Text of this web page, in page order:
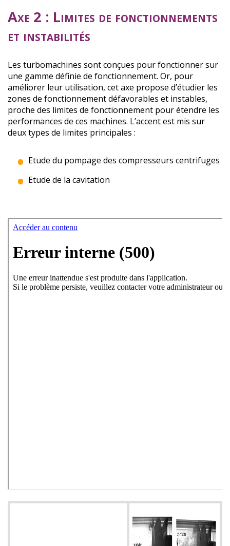
Axe 2 : Limites de fonctionnements
et instabilités
Les turbomachines sont conçues pour fonctionner sur
une gamme définie de fonctionnement. Or, pour
améliorer leur utilisation, cet axe propose d’étudier les
zones de fonctionnement défavorables et instables,
proche des limites de fonctionnement pour étendre les
performances de ces machines. L’accent est mis sur
deux types de limites principales :
Etude du pompage des compresseurs centrifuges
Etude de la cavitation